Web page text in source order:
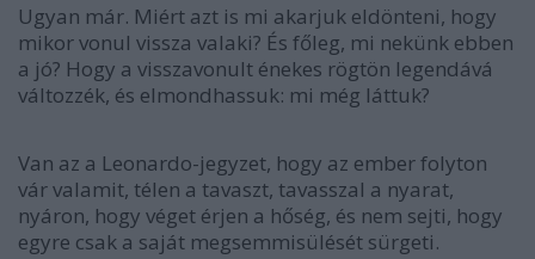
Ugyan már. Miért azt is mi akarjuk eldönteni, hogy
mikor vonul vissza valaki? És főleg, mi nekünk ebben
a jó? Hogy a visszavonult énekes rögtön legendává
változzék, és elmondhassuk: mi még láttuk?
Van az a Leonardo-jegyzet, hogy az ember folyton
vár valamit, télen a tavaszt, tavasszal a nyarat,
nyáron, hogy véget érjen a hőség, és nem sejti, hogy
egyre csak a saját megsemmisülését sürgeti.